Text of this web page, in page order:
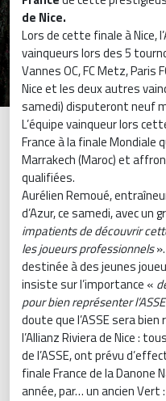
de Nice.
Lors de cette finale à Nice,
vainqueurs lors des 5
Vannes OC, FC Metz, Paris
Nice et les deux autres
samedi) disputeront neuf
L’équipe vainqueur lors
France à la finale Mondiale
Marrakech (Maroc) et
qualifiées.
Aurélien Remoué,
d’Azur, ce samedi, avec un
impatients de découvrir
les joueurs professionnels
destinée à des jeunes
insiste sur l’importance «
pour bien représenter
doute que l’ASSE sera
l’Allianz Riviera de Nice :
de l’ASSE, ont prévu
finale France de la Danone
année, par… un ancien Vert